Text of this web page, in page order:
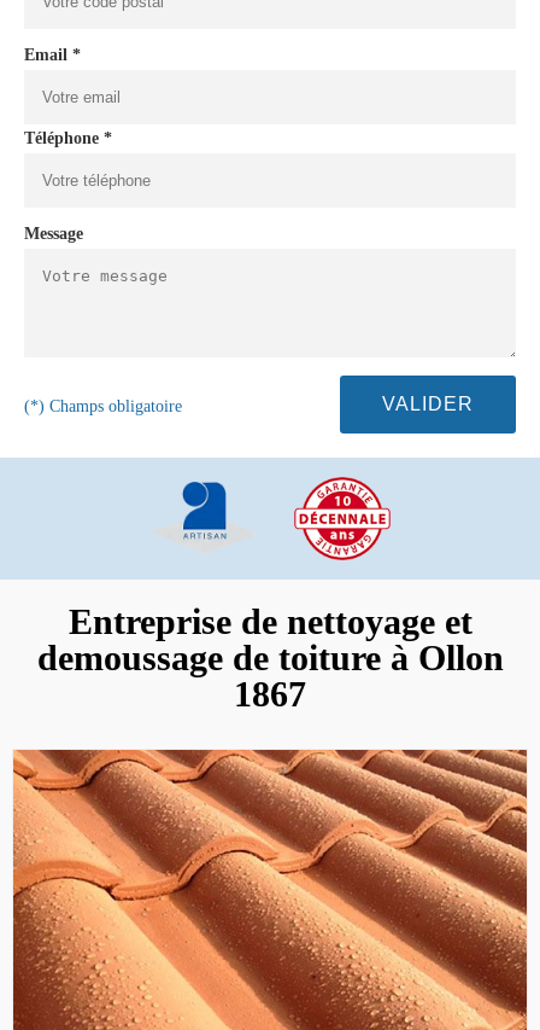
Email *
Téléphone *
Message
(*) Champs obligatoire
Entreprise de nettoyage et
demoussage de toiture à Ollon
1867